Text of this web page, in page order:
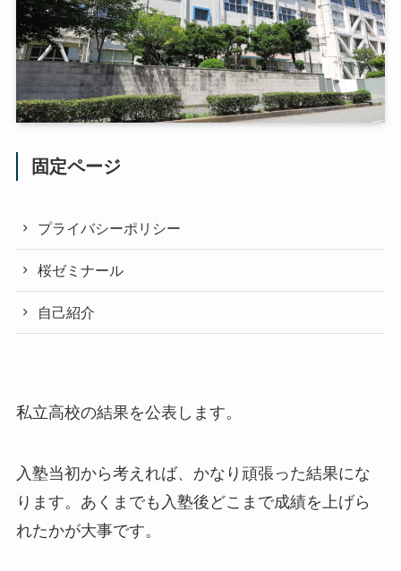
固定ページ
プライバシーポリシー
桜ゼミナール
自己紹介
私立高校の結果を公表します。
入塾当初から考えれば、かなり頑張った結果にな
ります。あくまでも入塾後どこまで成績を上げら
れたかが大事です。